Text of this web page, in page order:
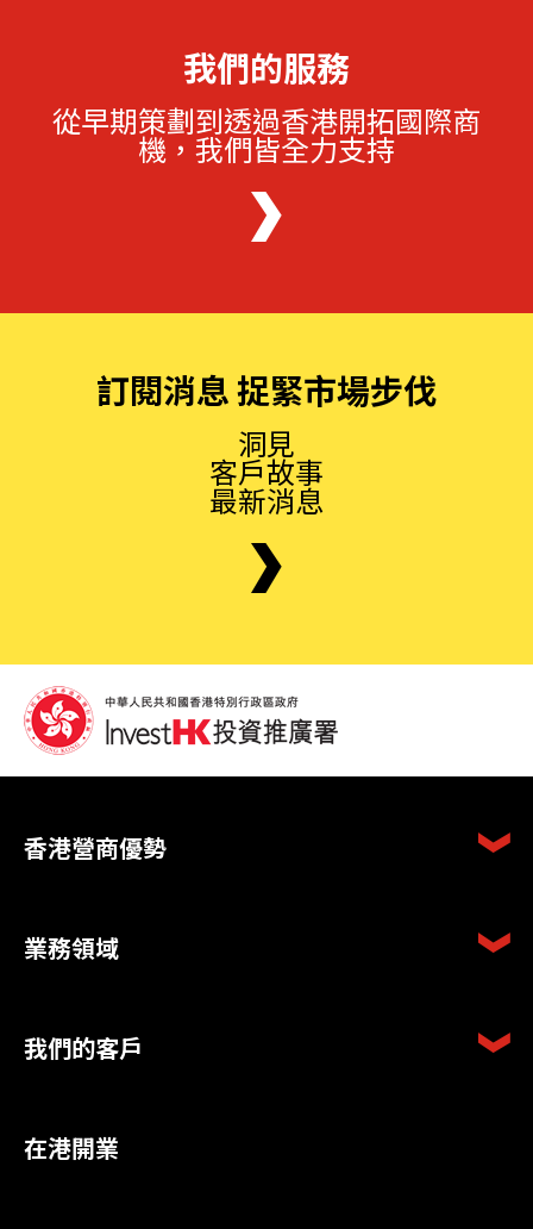
我們的服務
從早期策劃到透過香港開拓國際商
機，我們皆全力支持
訂閱消息 捉緊市場步伐
洞見
客戶故事
最新消息
香港營商優勢
業務領域
我們的客戶
在港開業